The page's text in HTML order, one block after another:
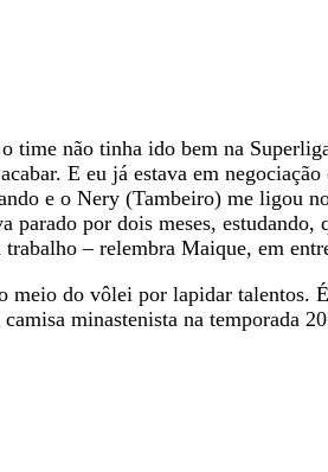
time não tinha ido bem na
E eu já estava em
e o Nery (Tambeiro) me ligou
por dois meses,
– relembra Maique, em
do vôlei por lapidar talentos.
minastenista na temporada